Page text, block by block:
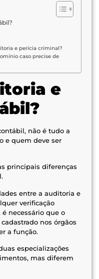
e perícia criminal?
caso precise de
e
não é tudo a
e quem deve ser
principais diferenças
entre a auditoria e
verificação
necessário que o
nos órgãos
a função.
especializações
mas diferem